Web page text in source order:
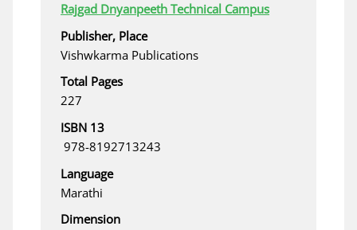
Rajgad Dnyanpeeth Technical Campus
Publisher, Place
Vishwkarma Publications
Total Pages
227
ISBN 13
‎ 978-8192713243
Language
Marathi
Dimension